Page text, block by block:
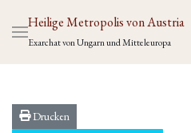
Heilige Metropolis von Austria
Exarchat von Ungarn und Mitteleuropa
Drucken